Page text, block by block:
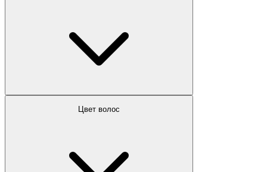
Цвет волос